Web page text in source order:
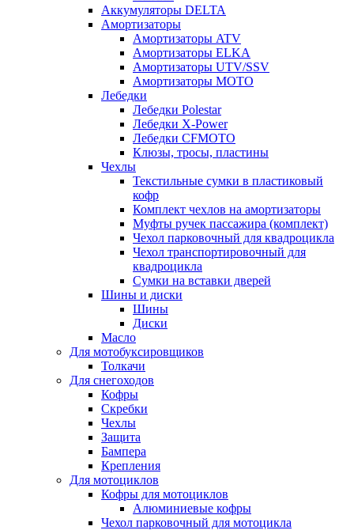
Аккумуляторы DELTA
Амортизаторы
Амортизаторы ATV
Амортизаторы ELKA
Амортизаторы UTV/SSV
Амортизаторы МОТО
Лебедки
Лебедки Polestar
Лебедки X-Power
Лебедки CFMOTO
Клюзы, тросы, пластины
Чехлы
Текстильные сумки в пластиковый
кофр
Комплект чехлов на амортизаторы
Муфты ручек пассажира (комплект)
Чехол парковочный для квадроцикла
Чехол транспортировочный для
квадроцикла
Сумки на вставки дверей
Шины и диски
Шины
Диски
Масло
Для мотобуксировщиков
Толкачи
Для снегоходов
Кофры
Скребки
Чехлы
Защита
Бампера
Крепления
Для мотоциклов
Кофры для мотоциклов
Алюминиевые кофры
Чехол парковочный для мотоцикла